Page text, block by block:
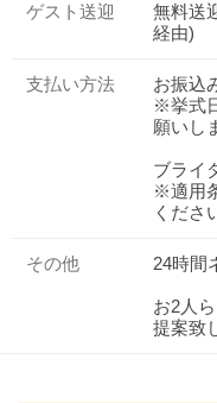
ゲスト送迎
無料送
経由)
支払い方法
お振込
※挙式
願いし
ブライ
※適用
くださ
その他 24時間
お2人
提案致